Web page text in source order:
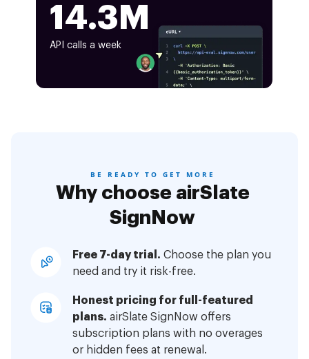
14.3M
API calls a week
BE READY TO GET MORE
Why choose airSlate
SignNow
Free 7-day trial. Choose the plan you
need and try it risk-free.
Honest pricing for full-featured
plans. airSlate SignNow offers
subscription plans with no overages
or hidden fees at renewal.